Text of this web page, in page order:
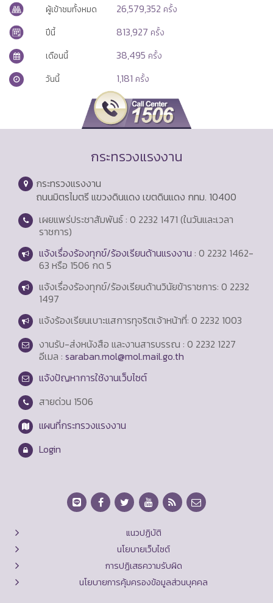
ผู้เข้าชมทั้งหมด 26,579,352 ครั้ง
ปีนี้
813,927 ครั้ง
เดือนนี้
38,495 ครั้ง
วันนี้
1,181 ครั้ง
กระทรวงแรงงาน
กระทรวงแรงงาน
ถนนมิตรไมตรี แขวงดินแดง เขตดินแดง กทม. 10400
เผยแพร่ประชาสัมพันธ์ : 0 2232 1471 (ในวันและเวลา
ราชการ)
แจ้งเรื่องร้องทุกข์/ร้องเรียนด้านแรงงาน : 0 2232 1462-
63 หรือ 1506 กด 5
แจ้งเรื่องร้องทุกข์/ร้องเรียนด้านวินัยข้าราชการ: 0 2232
1497
แจ้งร้องเรียนเบาะแสการทุจริตเจ้าหน้าที่: 0 2232 1003
งานรับ-ส่งหนังสือ และงานสารบรรณ : 0 2232 1227
อีเมล : saraban.mol@mol.mail.go.th
แจ้งปัญหาการใช้งานเว็บไซต์
สายด่วน 1506
แผนที่กระทรวงแรงงาน
Login
แนวปฏิบัติ
นโยบายเว็บไซต์
การปฏิเสธความรับผิด
นโยบายการคุ้มครองข้อมูลส่วนบุคคล